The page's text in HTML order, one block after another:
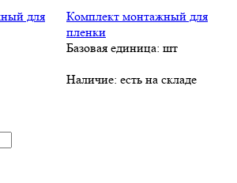
Комплект монтажный для
пленки
Базовая единица: шт
Наличие: есть на складе